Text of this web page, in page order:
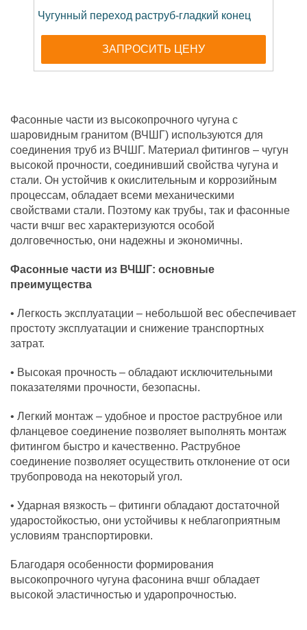
Чугунный переход раструб-гладкий конец
ЗАПРОСИТЬ ЦЕНУ
Фасонные части из высокопрочного чугуна с
шаровидным гранитом (ВЧШГ) используются для
соединения труб из ВЧШГ. Материал фитингов – чугун
высокой прочности, соединивший свойства чугуна и
стали. Он устойчив к окислительным и коррозийным
процессам, обладает всеми механическими
свойствами стали. Поэтому как трубы, так и фасонные
части вчшг вес характеризуются особой
долговечностью, они надежны и экономичны.
Фасонные части из ВЧШГ: основные
преимущества
• Легкость эксплуатации – небольшой вес обеспечивает
простоту эксплуатации и снижение транспортных
затрат.
• Высокая прочность – обладают исключительными
показателями прочности, безопасны.
• Легкий монтаж – удобное и простое раструбное или
фланцевое соединение позволяет выполнять монтаж
фитингом быстро и качественно. Раструбное
соединение позволяет осуществить отклонение от оси
трубопровода на некоторый угол.
• Ударная вязкость – фитинги обладают достаточной
ударостойкостью, они устойчивы к неблагоприятным
условиям транспортировки.
Благодаря особенности формирования
высокопрочного чугуна фасонина вчшг обладает
высокой эластичностью и ударопрочностью.